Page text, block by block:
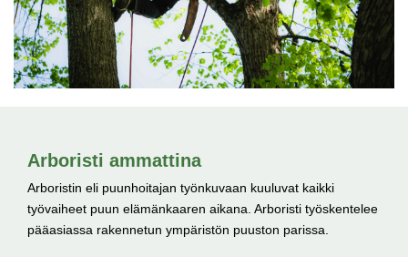
Arboristi ammattina
Arboristin eli puunhoitajan työnkuvaan kuuluvat kaikki
työvaiheet puun elämänkaaren aikana. Arboristi työskentelee
pääasiassa rakennetun ympäristön puuston parissa.